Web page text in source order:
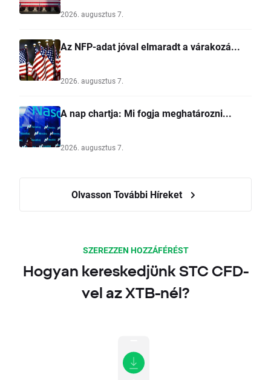
2026. augusztus 7.
Az NFP-adat jóval elmaradt a várakozá...
2026. augusztus 7.
A nap chartja: Mi fogja meghatározni...
2026. augusztus 7.
Olvasson További Híreket
SZEREZZEN HOZZÁFÉRÉST
Hogyan kereskedjünk STC CFD-
vel az XTB-nél?